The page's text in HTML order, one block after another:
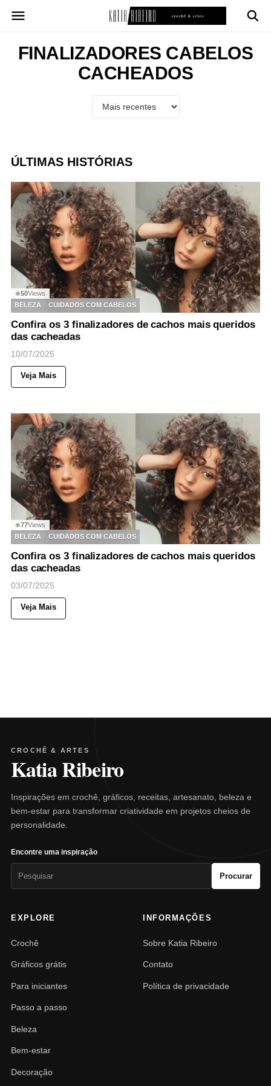
para
conteúdoFINALIZADORES CABELOS
CACHEADOS
ÚLTIMAS HISTÓRIAS
◉50Views
BELEZA
CUIDADOS COM CABELOS
Confira os 3 finalizadores de cachos mais queridos
das cacheadas
10/07/2025
Veja Mais
◉77Views
BELEZA
CUIDADOS COM CABELOS
Confira os 3 finalizadores de cachos mais queridos
das cacheadas
03/07/2025
Veja Mais
CROCHÊ & ARTES
Katia Ribeiro
Inspirações em crochê, gráficos, receitas, artesanato, beleza e
bem-estar para transformar criatividade em projetos cheios de
personalidade.
Encontre uma inspiração
Procurar
EXPLORE
Crochê
Gráficos grátis
Para iniciantes
Passo a passo
Beleza
Bem-estar
Decoração
INFORMAÇÕES
Sobre Katia Ribeiro
Contato
Política de privacidade